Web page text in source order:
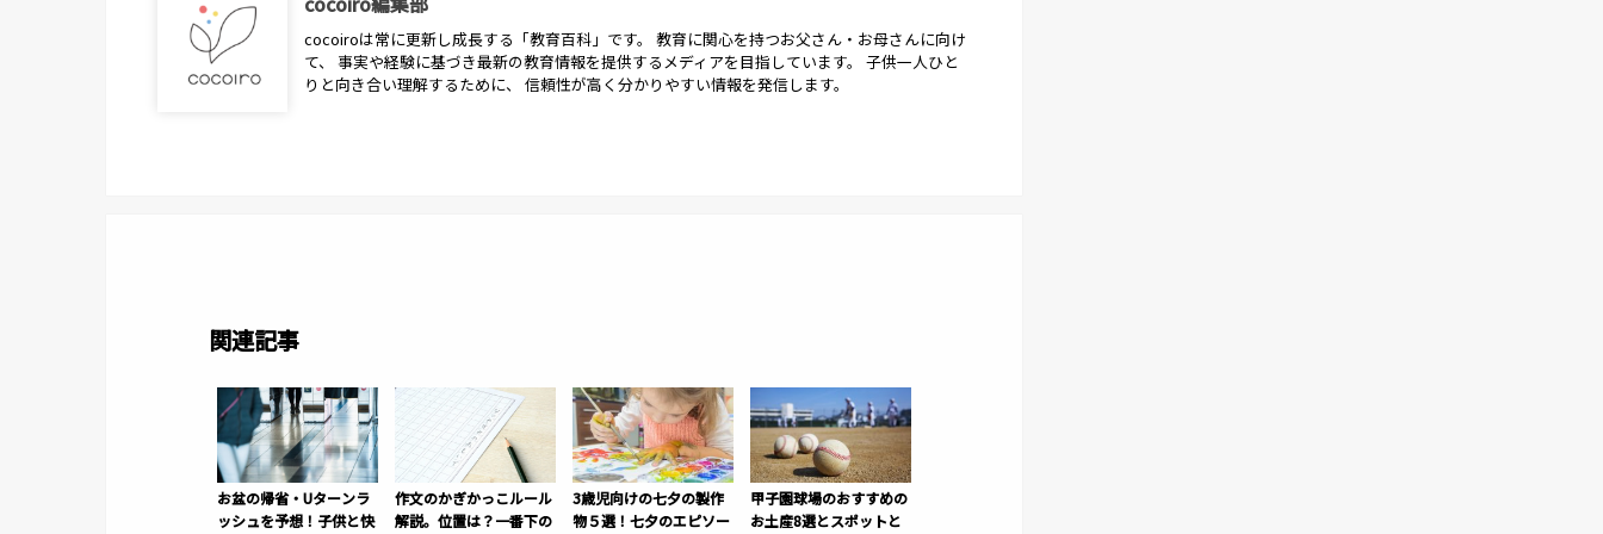
cocoiroは常に更新し成長する「教育百科」です。 教育に関心を持つお父さん・お母さんに向け
て、 事実や経験に基づき最新の教育情報を提供するメディアを目指しています。 子供一人ひと
りと向き合い理解するために、 信頼性が高く分かりやすい情報を発信します。
関連記事
お盆の帰省・Uターンラ
ッシュを予想！子供と快
作文のかぎかっこルール
解説。位置は？一番下の
3歳児向けの七夕の製作
物５選！七夕のエピソー
甲子園球場のおすすめの
お土産8選とスポットと